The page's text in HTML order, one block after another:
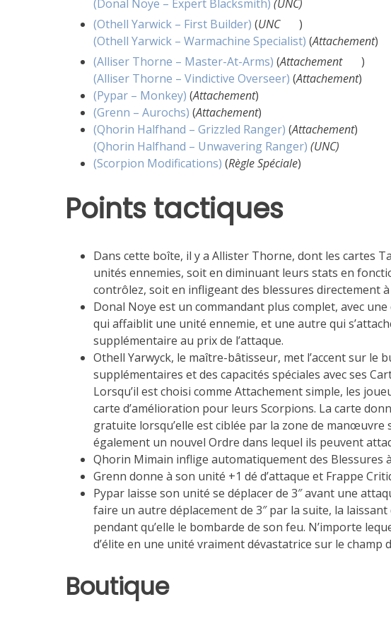
(Donal Noye – Expert Blacksmith) (UNC)
(Othell Yarwick – First Builder) (UNC
)
(Othell Yarwick – Warmachine Specialist) (Attachement)
(Alliser Thorne – Master-At-Arms) (Attachement
)
(Alliser Thorne – Vindictive Overseer) (Attachement)
(Pypar – Monkey) (Attachement)
(Grenn – Aurochs) (Attachement)
(Qhorin Halfhand – Grizzled Ranger) (Attachement)
(Qhorin Halfhand – Unwavering Ranger) (UNC)
(Scorpion Modifications) (Règle Spéciale)
Points tactiques
Dans cette boîte, il y a Allister Thorne, dont les cartes
unités ennemies, soit en diminuant leurs stats en
contrôlez, soit en infligeant des blessures directement à
Donal Noye est un commandant plus complet, avec
qui affaiblit une unité ennemie, et une autre qui
supplémentaire au prix de l’attaque.
Othell Yarwyck, le maître-bâtisseur, met l’accent sur le
supplémentaires et des capacités spéciales avec ses
Lorsqu’il est choisi comme Attachement simple, les
carte d’amélioration pour leurs Scorpions. La carte
gratuite lorsqu’elle est ciblée par la zone de
également un nouvel Ordre dans lequel ils peuvent
Qhorin Mimain inflige automatiquement des Blessures
Grenn donne à son unité +1 dé d’attaque et Frappe
Pypar laisse son unité se déplacer de 3″ avant une
faire un autre déplacement de 3″ par la suite, la
pendant qu’elle le bombarde de son feu. N’importe
d’élite en une unité vraiment dévastatrice sur le champ
Boutique